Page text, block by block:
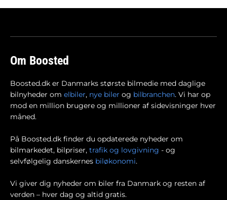
Om Boosted
Boosted.dk er Danmarks største bilmedie med daglige
bilnyheder om elbiler, nye biler og bilbranchen. Vi har op
mod en million brugere og millioner af sidevisninger hver
måned.
På Boosted.dk finder du opdaterede nyheder om
bilmarkedet, bilpriser, trafik og lovgivning - og
selvfølgelig danskernes biløkonomi.
Vi giver dig nyheder om biler fra Danmark og resten af
verden – hver dag og altid gratis.